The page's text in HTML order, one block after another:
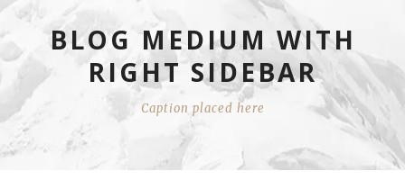
BLOG MEDIUM WITH
RIGHT SIDEBAR
Caption placed here